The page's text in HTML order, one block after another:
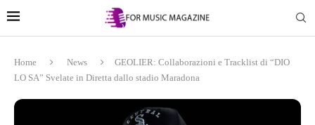
Home News
GEOLIER: Collaborazioni e Tracklist di “DIO
LO SA” Svelate in Diretta dallo stadio Maradona